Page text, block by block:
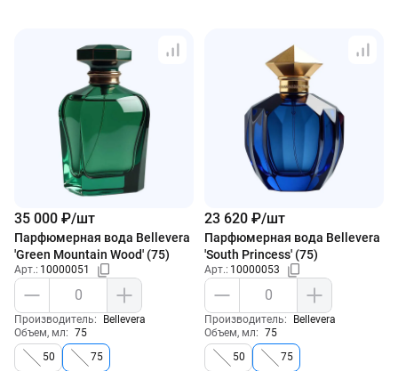
35 000 ₽/шт
Парфюмерная вода Bellevera
'Green Mountain Wood' (75)
Арт.: 10000051
Производитель:
Bellevera
Объем, мл: 75
23 620 ₽/шт
Парфюмерная вода Bellevera
'South Princess' (75)
Арт.: 10000053
Производитель:
Bellevera
Объем, мл: 75